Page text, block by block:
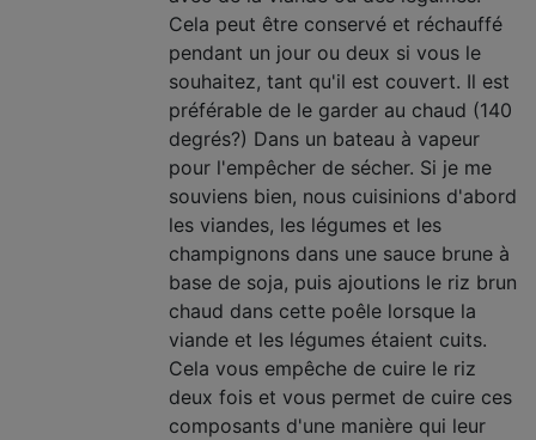
Cela peut être conservé et réchauffé
pendant un jour ou deux si vous le
souhaitez, tant qu'il est couvert. Il est
préférable de le garder au chaud (140
degrés?) Dans un bateau à vapeur
pour l'empêcher de sécher. Si je me
souviens bien, nous cuisinions d'abord
les viandes, les légumes et les
champignons dans une sauce brune à
base de soja, puis ajoutions le riz brun
chaud dans cette poêle lorsque la
viande et les légumes étaient cuits.
Cela vous empêche de cuire le riz
deux fois et vous permet de cuire ces
composants d'une manière qui leur